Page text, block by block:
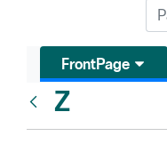
FrontPage
Z